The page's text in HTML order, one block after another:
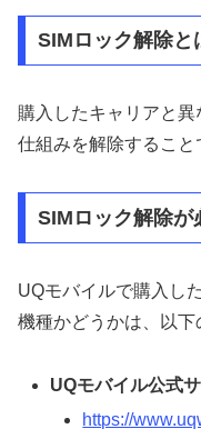
SIMロック解除と
購入したキャリアと
仕組みを解除すること
SIMロック解除が
UQモバイルで購入し
機種かどうかは、以下
UQモバイル公式
https://